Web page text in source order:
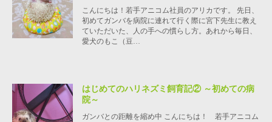
こんにちは！若手アニコム社員のアリカです。 先日、
初めてガンバを病院に連れて行く際に宮下先生に教え
ていただいた、人の手への慣らし方。あれから毎日、
愛犬のもこ（豆…
はじめてのハリネズミ飼育記② ～初めての病
院～
ガンバとの距離を縮め中 こんにちは！ 若手アニコム